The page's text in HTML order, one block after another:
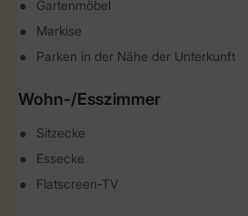
Gartenmöbel
Markise
Parken in der Nähe der Unterkunft
Wohn-/Esszimmer
Sitzecke
Essecke
Flatscreen-TV